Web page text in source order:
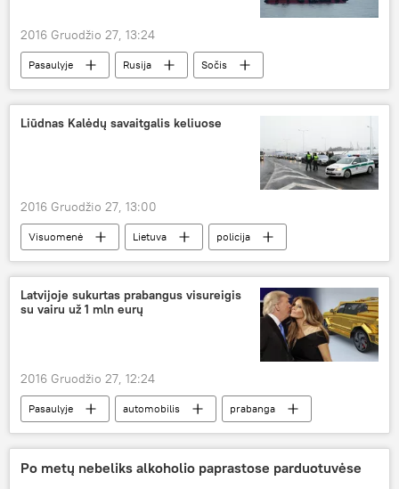
2016 Gruodžio 27, 13:24
Pasaulyje Rusija
Sočis
lėktuvas
avarija
Tu-154
Tu-154 katastrofa
Liūdnas Kalėdų savaitgalis keliuose
2016 Gruodžio 27, 13:00
Visuomenė Lietuva
policija
įvykiai
keliai statistika
Latvijoje sukurtas prabangus visureigis
su vairu už 1 mln eurų
2016 Gruodžio 27, 12:24
Pasaulyje automobilis
prabanga
deimantas
Po metų nebeliks alkoholio paprastose parduotuvėse